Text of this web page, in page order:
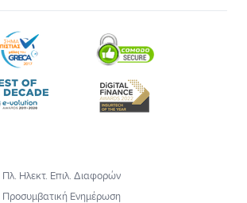
Πλ. Ηλεκτ. Επιλ. Διαφορών
Προσυμβατική Ενημέρωση